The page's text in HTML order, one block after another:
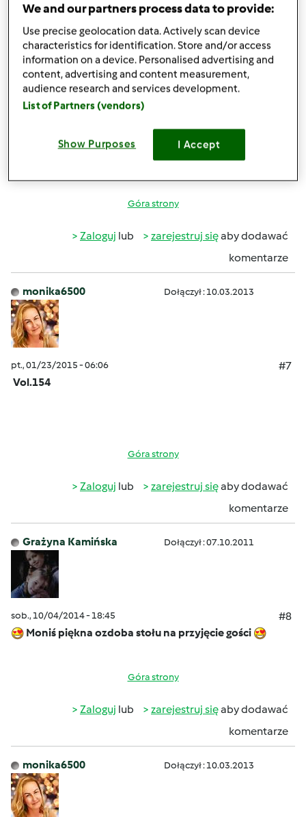
komentarze
monika6500 Dołączył : 10.03.2013
sob., 10/04/2014 - 04:38
Góra strony
Zaloguj lub zarejestruj sięaby dodawać
komentarze
monika6500 Dołączył : 10.03.2013
pt., 01/23/2015 - 06:06
#7
Vol.154
Góra strony
Zaloguj lub zarejestruj sięaby dodawać
komentarze
Grażyna Kamińska Dołączył : 07.10.2011
sob., 10/04/2014 - 18:45
#8
Moniś piękna ozdoba stołu na przyjęcie gości
Góra strony
Zaloguj lub zarejestruj sięaby dodawać
komentarze
monika6500 Dołączył : 10.03.2013
We and our partners process data to provide:
Use precise geolocation data. Actively scan device
characteristics for identification. Store and/or access
information on a device. Personalised advertising and
content, advertising and content measurement,
audience research and services development.
List of Partners (vendors)
Show Purposes I Accept